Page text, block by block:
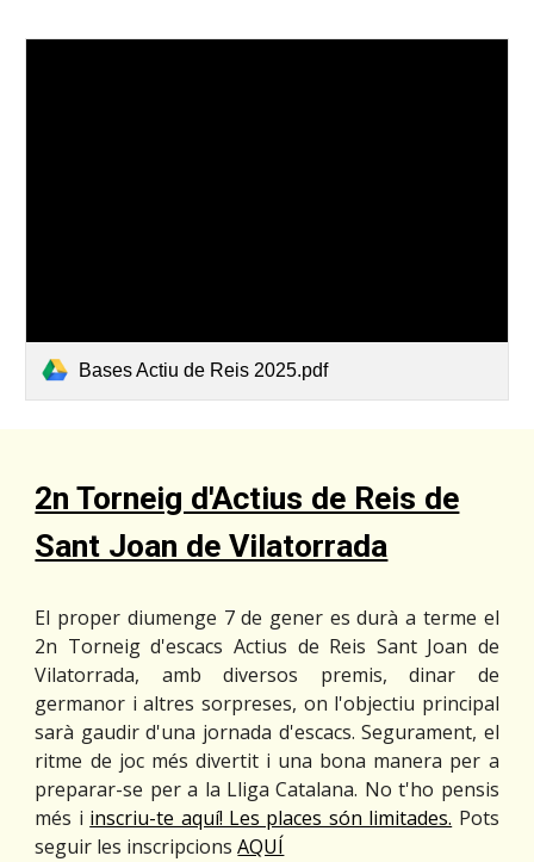
Bases Actiu de Reis 2025.pdf
2n Torneig d'Actius de Reis de
Sant Joan de Vilatorrada
El proper diumenge 7 de gener es durà a terme el
2n Torneig d'escacs Actius de Reis Sant Joan de
Vilatorrada, amb diversos premis, dinar de
germanor i altres sorpreses, on l'objectiu principal
sarà gaudir d'una jornada d'escacs. Segurament, el
ritme de joc més divertit i una bona manera per a
preparar-se per a la Lliga Catalana. No t'ho pensis
més i inscriu-te aquí! Les places són limitades. Pots
seguir les inscripcionsAQUÍ